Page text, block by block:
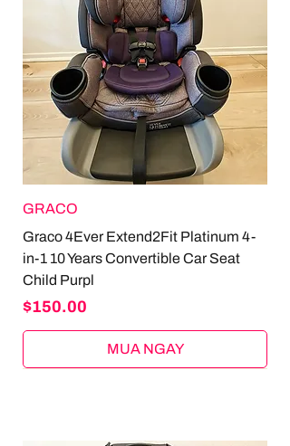
GRACO
Graco 4Ever Extend2Fit Platinum 4-
in-1 10 Years Convertible Car Seat
Child Purpl
Price
$150.00
MUA NGAY